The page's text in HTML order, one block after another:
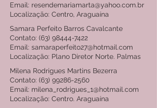
Email: resendemariamarta@yahoo.com.br
Localização: Centro, Araguaína
Samara Perfeito Barros Cavalcante
Contato: (63) 98444-7422
Email: samaraperfeito27@hotmail.com
Localização: Plano Diretor Norte. Palmas
Milena Rodrigues Martins Bezerra
Contato: (63) 99286-2560
Email: milena_rodrigues_1@hotmail.com
Localização: Centro. Araguaína